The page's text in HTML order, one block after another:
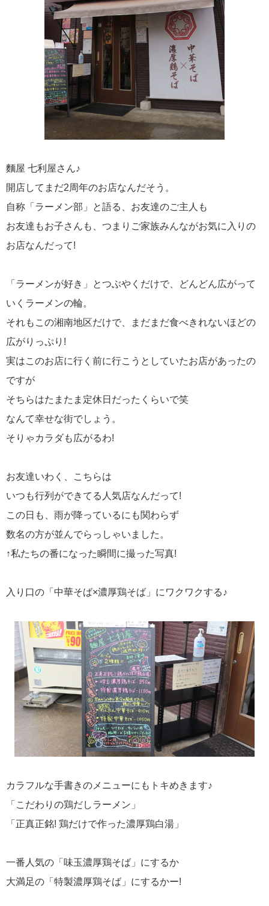
麵屋 七利屋さん♪
開店してまだ2周年のお店なんだそう。
自称「ラーメン部」と語る、お友達のご主人も
お友達もお子さんも、つまりご家族みんながお気に入りの
お店なんだって!
「ラーメンが好き」とつぶやくだけで、どんどん広がって
いくラーメンの輪。
それもこの湘南地区だけで、まだまだ食べきれないほどの
広がりっぷり!
実はこのお店に行く前に行こうとしていたお店があったの
ですが
そちらはたまたま定休日だったくらいで笑
なんて幸せな街でしょう。
そりゃカラダも広がるわ!
お友達いわく、こちらは
いつも行列ができてる人気店なんだって!
この日も、雨が降っているにも関わらず
数名の方が並んでらっしゃいました。
↑私たちの番になった瞬間に撮った写真!
入り口の「中華そば×濃厚鶏そば」にワクワクする♪
カラフルな手書きのメニューにもトキめきます♪
「こだわりの鶏だしラーメン」
「正真正銘! 鶏だけで作った濃厚鶏白湯」
一番人気の「味玉濃厚鶏そば」にするか
大満足の「特製濃厚鶏そば」にするかー!